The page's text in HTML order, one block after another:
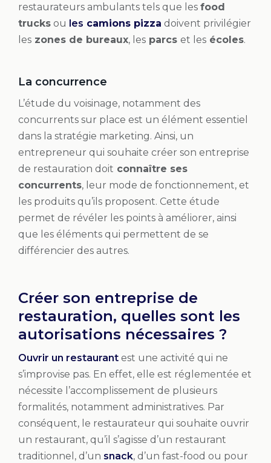
restaurateurs ambulants tels que les food
trucks ou les camions pizza doivent privilégier
les zones de bureaux, les parcs et les écoles.
La concurrence
L’étude du voisinage, notamment des
concurrents sur place est un élément essentiel
dans la stratégie marketing. Ainsi, un
entrepreneur qui souhaite créer son entreprise
de restauration doit connaître ses
concurrents, leur mode de fonctionnement, et
les produits qu’ils proposent. Cette étude
permet de révéler les points à améliorer, ainsi
que les éléments qui permettent de se
différencier des autres.
Créer son entreprise de
restauration, quelles sont les
autorisations nécessaires ?
Ouvrir un restaurant est une activité qui ne
s’improvise pas. En effet, elle est réglementée et
nécessite l’accomplissement de plusieurs
formalités, notamment administratives. Par
conséquent, le restaurateur qui souhaite ouvrir
un restaurant, qu’il s’agisse d’un restaurant
traditionnel, d’un snack, d’un fast-food ou pour